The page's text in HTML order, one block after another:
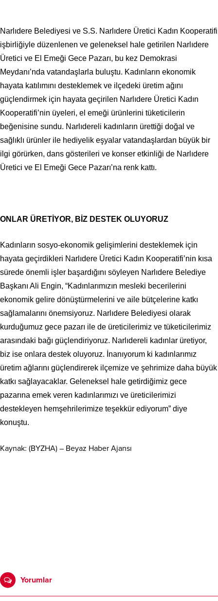
Narlıdere Belediyesi ve S.S. Narlıdere Üretici Kadın Kooperatifi
işbirliğiyle düzenlenen ve geleneksel hale getirilen Narlıdere
Üretici ve El Emeği Gece Pazarı, bu kez Demokrasi
Meydanı’nda vatandaşlarla buluştu. Kadınların ekonomik
hayata katılımını desteklemek ve ilçedeki üretim ağını
güçlendirmek için hayata geçirilen Narlıdere Üretici Kadın
Kooperatifi’nin üyeleri, el emeği ürünlerini tüketicilerin
beğenisine sundu. Narlıdereli kadınların ürettiği doğal ve
sağlıklı ürünler ile hediyelik eşyalar vatandaşlardan büyük bir
ilgi görürken, dans gösterileri ve konser etkinliği de Narlıdere
Üretici ve El Emeği Gece Pazarı’na renk kattı.
ONLAR ÜRETİYOR, BİZ DESTEK OLUYORUZ
Kadınların sosyo-ekonomik gelişimlerini desteklemek için
hayata geçirdikleri Narlıdere Üretici Kadın Kooperatifi’nin kısa
sürede önemli işler başardığını söyleyen Narlıdere Belediye
Başkanı Ali Engin, “Kadınlarımızın mesleki becerilerini
ekonomik gelire dönüştürmelerini ve aile bütçelerine katkı
sağlamalarını önemsiyoruz. Narlıdere Belediyesi olarak
kurduğumuz gece pazarı ile de üreticilerimiz ve tüketicilerimiz
arasındaki bağı güçlendiriyoruz. Narlıdereli kadınlar üretiyor,
biz ise onlara destek oluyoruz. İnanıyorum ki kadınlarımız
üretim ağlarını güçlendirerek ilçemize ve şehrimize daha büyük
katkı sağlayacaklar. Geleneksel hale getirdiğimiz gece
pazarına emek veren kadınlarımızı ve üreticilerimizi
destekleyen hemşehrilerimize teşekkür ediyorum” diye
konuştu.
Kaynak: (BYZHA) – Beyaz Haber Ajansı
Yorumlar